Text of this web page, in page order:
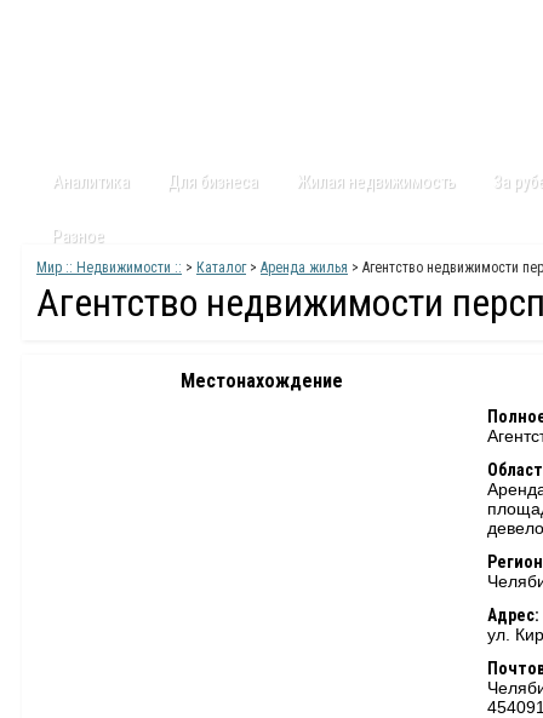
Аналитика Для бизнеса Жилая недвижимость За
Разное
Мир :: Недвижимости :: > Каталог> Аренда жилья > Агентство недвижимости
Агентство недвижимости
Местонахождение
Адрес:
ул.